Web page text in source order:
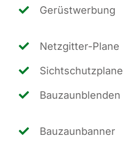
Gerüst­wer­bung
Netz­git­ter-Pla­ne
Sicht­schutz­pla­ne
Bau­zaun­blen­den
Bau­zaun­ban­ner